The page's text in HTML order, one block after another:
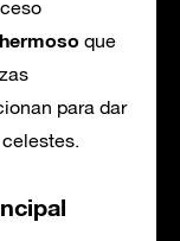
que
para dar